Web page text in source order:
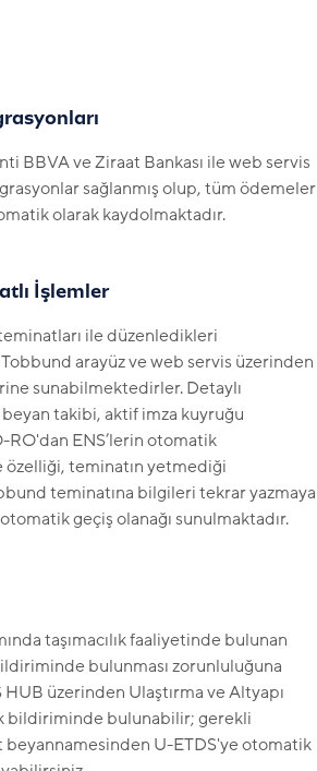
BBVA ve Ziraat Bankası ile web servis
sağlanmış olup, tüm ödemeler
olarak kaydolmaktadır.
İşlemler
ile düzenledikleri
arayüz ve web servis üzerinden
sunabilmektedirler. Detaylı
beyan takibi, aktif imza kuyruğu
RO'dan ENS’lerin otomatik
teminatın yetmediği
teminatına bilgileri tekrar yazmaya
geçiş olanağı sunulmaktadır.
taşımacılık faaliyetinde bulunan
bulunması zorunluluğuna
üzerinden Ulaştırma ve Altyapı
bildiriminde bulunabilir; gerekli
U-ETDS'ye otomatik